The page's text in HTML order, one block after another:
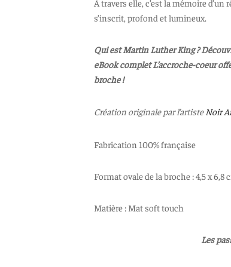
À travers elle, c’est la mémoire
s’inscrit, profond et lumineux.
Qui est Martin Luther King ?
eBook complet L’accroche-coeur
broche !
Création originale par l’artiste Noir
Fabrication 100% française
Format ovale de la broche : 4,5 x 6,8
Matière : Mat soft touch
Les